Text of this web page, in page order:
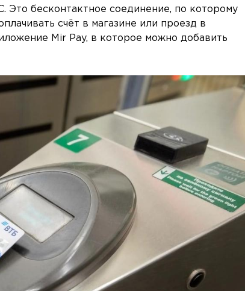
Это бесконтактное соединение, по которому
счёт в магазине или проезд в
Mir Pay, в которое можно добавить